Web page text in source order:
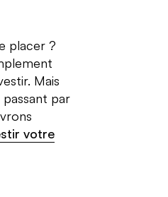
placer ?
Mais
passant par
votre